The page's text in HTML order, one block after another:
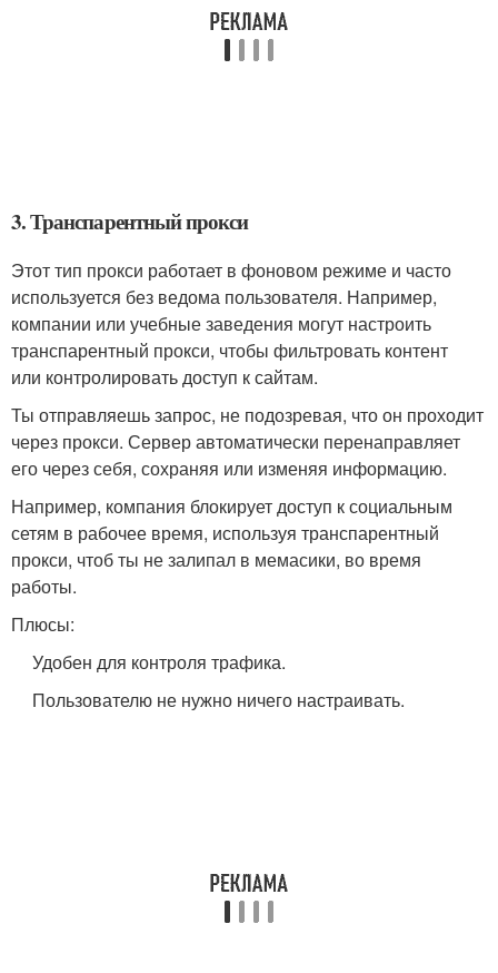
3. Транспарентный прокси
Этот тип прокси работает в фоновом режиме и часто
используется без ведома пользователя. Например,
компании или учебные заведения могут настроить
транспарентный прокси, чтобы фильтровать контент
или контролировать доступ к сайтам.
Ты отправляешь запрос, не подозревая, что он проходит
через прокси. Сервер автоматически перенаправляет
его через себя, сохраняя или изменяя информацию.
Например, компания блокирует доступ к социальным
сетям в рабочее время, используя транспарентный
прокси, чтоб ты не залипал в мемасики, во время
работы.
Плюсы:
Удобен для контроля трафика.
Пользователю не нужно ничего настраивать.